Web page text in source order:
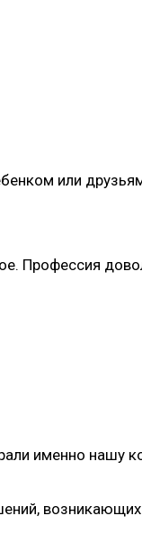
или
Профессия
именно нашу
возникающих